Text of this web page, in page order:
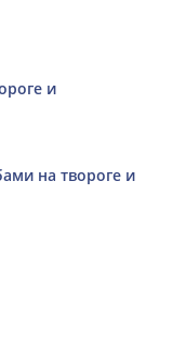
и
на твороге и